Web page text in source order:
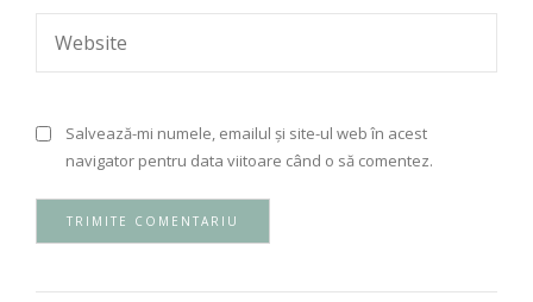
Salvează-mi numele, emailul și site-ul web în acest
navigator pentru data viitoare când o să comentez.